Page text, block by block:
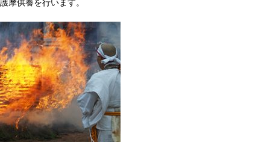
護摩供養を行います。